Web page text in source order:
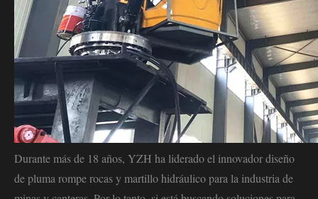
Durante más de 18 años, YZH ha liderado el innovador diseño
de pluma rompe rocas y martillo hidráulico para la industria de